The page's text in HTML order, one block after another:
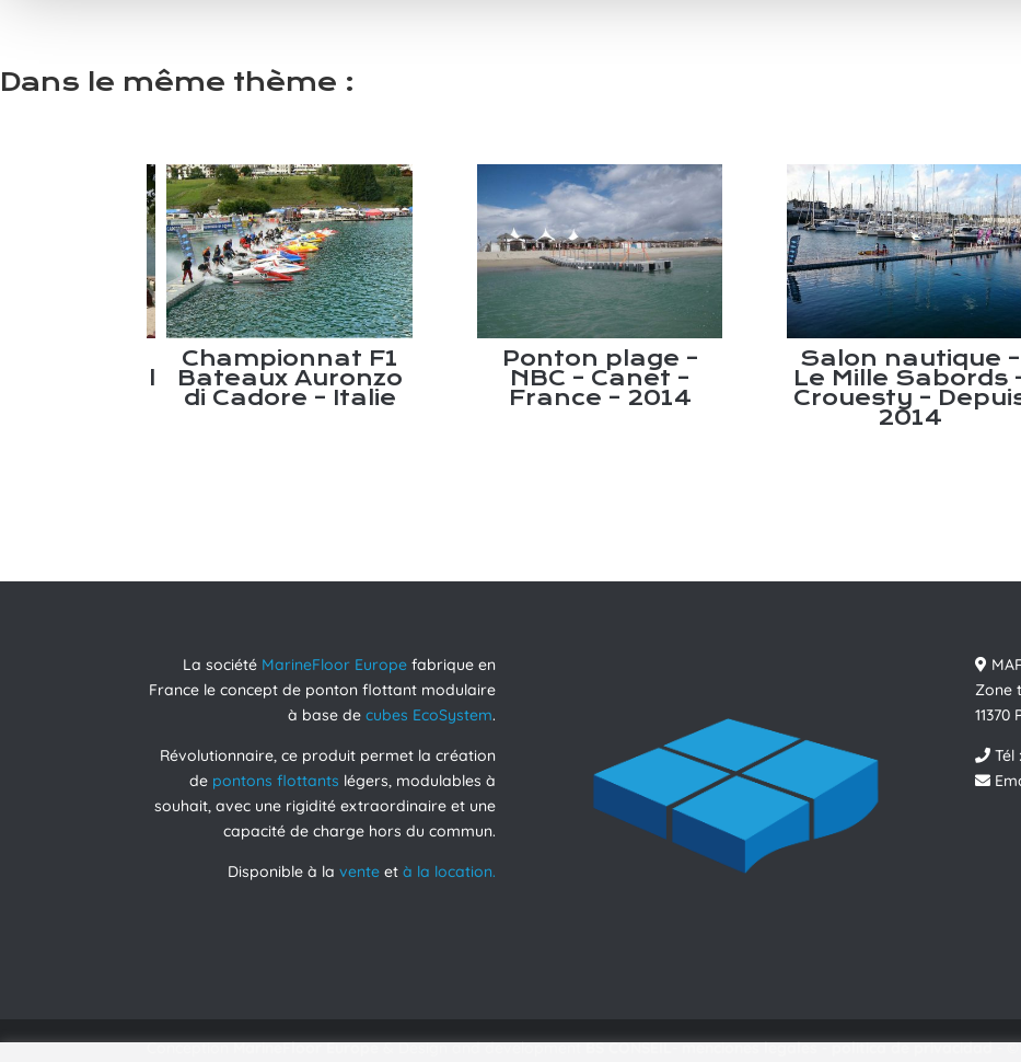
Dans le même thème :
Championnat F1
Bateaux Auronzo
di Cadore – Italie
Ponton plage –
NBC – Canet –
France – 2014
Salon nautique –
Le Mille Sabords –
Crouesty – Depuis
2014
La société MarineFloor Europe fabrique en
France le concept de ponton flottant modulaire
à base decubes EcoSystem.
Révolutionnaire, ce produit permet la création
de pontons flottants légers, modulables à
souhait, avec une rigidité extraordinaire et une
capacité de charge hors du commun.
Disponible à lavente età la location.
Zone
11370
Tél :
ConceptionMarineFloor Europe& Design and developmentBS CONSEIL-menciones legales-politica de privacidad- ©